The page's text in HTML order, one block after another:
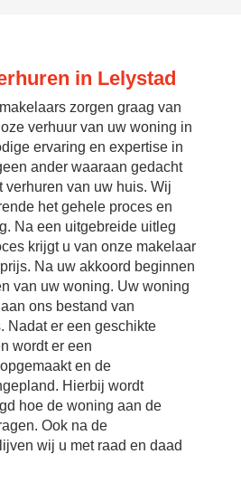
in Lelystad
zorgen graag van
verhuur van uw woning in
ervaring en expertise in
ander waaraan gedacht
verhuren van uw huis. Wij
het gehele proces en
Na een uitgebreide uitleg
krijgt u van onze makelaar
Na uw akkoord beginnen
van uw woning. Uw woning
ons bestand van
Nadat er een geschikte
wordt er een
en de
Hierbij wordt
hoe de woning aan de
Ook na de
wij u met raad en daad